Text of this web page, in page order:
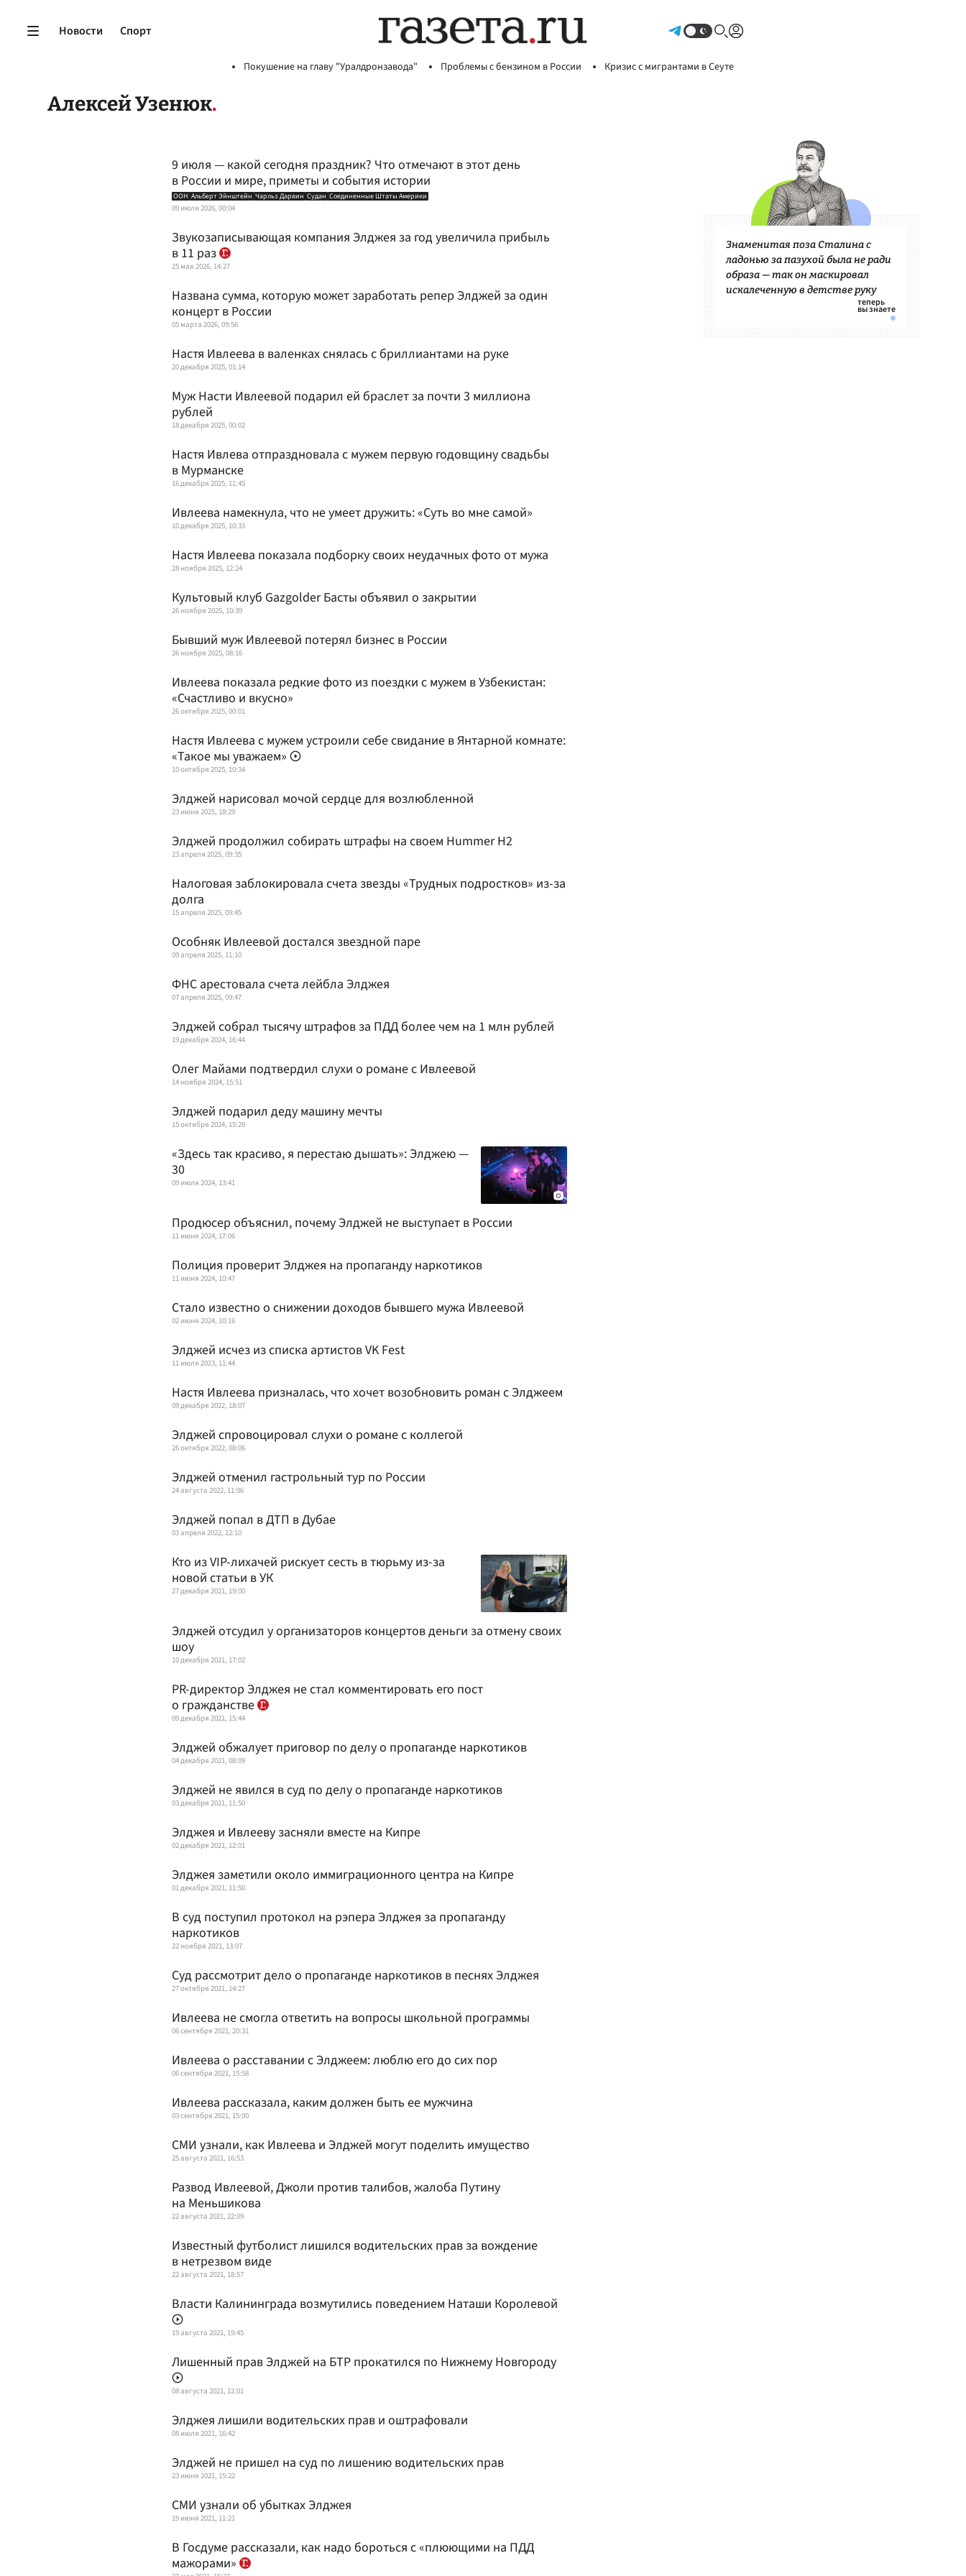
Новости Спорт
Покушение на главу "Уралдронзавода" Проблемы с бензином в России Кризис с мигрантами в Сеуте
Алексей Узенюк
9 июля — какой сегодня праздник? Что отмечают в этот день
в России и мире, приметы и события истории
ООН Альберт Эйнштейн Чарльз Дарвин Судан Соединенные Штаты Америки
09 июля 2026, 00:04
Звукозаписывающая компания Элджея за год увеличила прибыль
в 11 раз
25 мая 2026, 14:27
Названа сумма, которую может заработать репер Элджей за один
концерт в России
05 марта 2026, 09:56
Настя Ивлеева в валенках снялась с бриллиантами на руке
20 декабря 2025, 01:14
Муж Насти Ивлеевой подарил ей браслет за почти 3 миллиона
рублей
18 декабря 2025, 00:02
Настя Ивлева отпраздновала с мужем первую годовщину свадьбы
в Мурманске
16 декабря 2025, 11:45
Ивлеева намекнула, что не умеет дружить: «Суть во мне самой»
10 декабря 2025, 10:33
Настя Ивлеева показала подборку своих неудачных фото от мужа
28 ноября 2025, 12:24
Культовый клуб Gazgolder Басты объявил о закрытии
26 ноября 2025, 10:39
Бывший муж Ивлеевой потерял бизнес в России
26 ноября 2025, 08:16
Ивлеева показала редкие фото из поездки с мужем в Узбекистан:
«Счастливо и вкусно»
26 октября 2025, 00:01
Настя Ивлеева с мужем устроили себе свидание в Янтарной комнате:
«Такое мы уважаем»
10 октября 2025, 10:34
Элджей нарисовал мочой сердце для возлюбленной
23 июня 2025, 18:29
Элджей продолжил собирать штрафы на своем Hummer H2
23 апреля 2025, 09:35
Налоговая заблокировала счета звезды «Трудных подростков» из-за
долга
15 апреля 2025, 09:45
Особняк Ивлеевой достался звездной паре
09 апреля 2025, 11:10
ФНС арестовала счета лейбла Элджея
07 апреля 2025, 09:47
Элджей собрал тысячу штрафов за ПДД более чем на 1 млн рублей
19 декабря 2024, 16:44
Олег Майами подтвердил слухи о романе с Ивлеевой
14 ноября 2024, 15:51
Элджей подарил деду машину мечты
15 октября 2024, 15:28
«Здесь так красиво, я перестаю дышать»: Элджею —
30
09 июля 2024, 13:41
Продюсер объяснил, почему Элджей не выступает в России
11 июня 2024, 17:06
Полиция проверит Элджея на пропаганду наркотиков
11 июня 2024, 10:47
Стало известно о снижении доходов бывшего мужа Ивлеевой
02 июня 2024, 10:16
Элджей исчез из списка артистов VK Fest
11 июля 2023, 11:44
Настя Ивлеева призналась, что хочет возобновить роман с Элджеем
09 декабря 2022, 18:07
Элджей спровоцировал слухи о романе с коллегой
26 октября 2022, 08:06
Элджей отменил гастрольный тур по России
24 августа 2022, 11:06
Элджей попал в ДТП в Дубае
03 апреля 2022, 12:10
Кто из VIP-лихачей рискует сесть в тюрьму из-за
новой статьи в УК
27 декабря 2021, 19:00
Элджей отсудил у организаторов концертов деньги за отмену своих
шоу
10 декабря 2021, 17:02
PR-директор Элджея не стал комментировать его пост
о гражданстве
09 декабря 2021, 15:44
Элджей обжалует приговор по делу о пропаганде наркотиков
04 декабря 2021, 08:09
Элджей не явился в суд по делу о пропаганде наркотиков
03 декабря 2021, 11:50
Элджея и Ивлееву засняли вместе на Кипре
02 декабря 2021, 12:01
Элджея заметили около иммиграционного центра на Кипре
01 декабря 2021, 11:50
В суд поступил протокол на рэпера Элджея за пропаганду
наркотиков
22 ноября 2021, 13:07
Суд рассмотрит дело о пропаганде наркотиков в песнях Элджея
27 октября 2021, 14:27
Ивлеева не смогла ответить на вопросы школьной программы
06 сентября 2021, 20:31
Ивлеева о расставании с Элджеем: люблю его до сих пор
06 сентября 2021, 15:58
Ивлеева рассказала, каким должен быть ее мужчина
03 сентября 2021, 15:00
СМИ узнали, как Ивлеева и Элджей могут поделить имущество
25 августа 2021, 16:53
Развод Ивлеевой, Джоли против талибов, жалоба Путину
на Меньшикова
22 августа 2021, 22:09
Известный футболист лишился водительских прав за вождение
в нетрезвом виде
22 августа 2021, 18:57
Власти Калининграда возмутились поведением Наташи Королевой
19 августа 2021, 19:45
Лишенный прав Элджей на БТР прокатился по Нижнему Новгороду
08 августа 2021, 12:01
Элджея лишили водительских прав и оштрафовали
08 июля 2021, 16:42
Элджей не пришел на суд по лишению водительских прав
23 июня 2021, 15:22
СМИ узнали об убытках Элджея
19 июня 2021, 11:21
В Госдуме рассказали, как надо бороться с «плюющими на ПДД
мажорами»
Знаменитая поза Сталина с
ладонью за пазухой была не ради
образа — так он маскировал
искалеченную в детстве руку